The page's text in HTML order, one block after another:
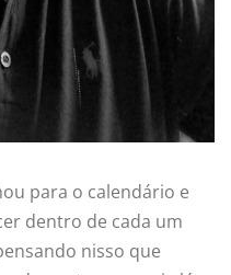
para o calendário e
dentro de cada um
nisso que